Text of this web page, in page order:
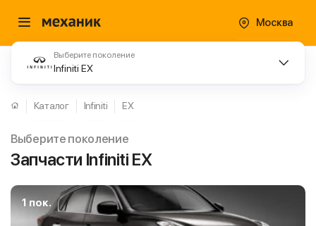
Москва
Выберите поколение
Infiniti EX
Каталог Infiniti EX
Выберите поколение
Запчасти Infiniti EX
1 пок.